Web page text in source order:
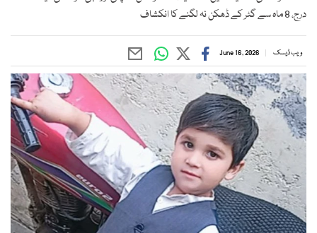
درج، 8 ماہ سے گٹر کے ڈھکن نہ لگنے کا انکشاف
ویب ڈیسک June 16, 2026